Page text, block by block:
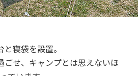
寝袋を設置。
ごせ、キャンプとは思えないほ